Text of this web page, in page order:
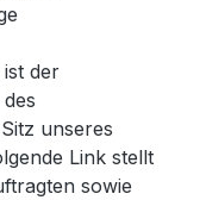
der
unseres
Link stellt
sowie